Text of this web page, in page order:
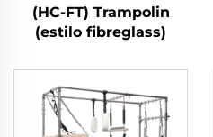
(HC-FT) Trampolin
(estilo fibreglass)